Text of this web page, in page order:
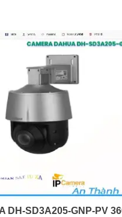
DH-SD3A205-GNP-PV